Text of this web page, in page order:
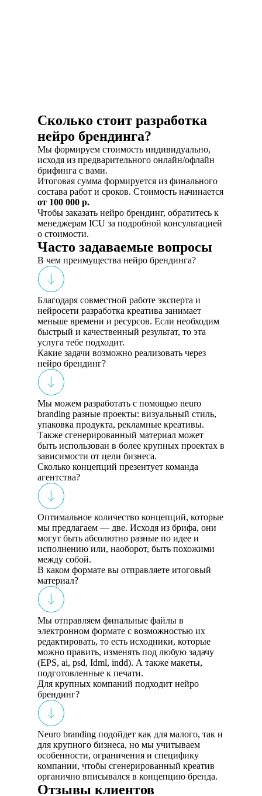
Сколько стоит разработка
нейро брендинга?
Мы формируем стоимость индивидуально,
исходя из предварительного онлайн/офлайн
брифинга с вами.
Итоговая сумма формируется из финального
состава работ и сроков. Стоимость начинается
от 100 000 р.
Чтобы заказать нейро брендинг, обратитесь к
менеджерам ICU за подробной консультацией
о стоимости.
Часто задаваемые вопросы
В чем преимущества нейро брендинга?
Благодаря совместной работе эксперта и
нейросети разработка креатива занимает
меньше времени и ресурсов. Если необходим
быстрый и качественный результат, то эта
услуга тебе подходит.
Какие задачи возможно реализовать через
нейро брендинг?
Мы можем разработать с помощью neuro
branding разные проекты: визуальный стиль,
упаковка продукта, рекламные креативы.
Также сгенерированный материал может
быть использован в более крупных проектах в
зависимости от цели бизнеса.
Сколько концепций презентует команда
агентства?
Оптимальное количество концепций, которые
мы предлагаем — две. Исходя из брифа, они
могут быть абсолютно разные по идее и
исполнению или, наоборот, быть похожими
между собой.
В каком формате вы отправляете итоговый
материал?
Мы отправляем финальные файлы в
электронном формате с возможностью их
редактировать, то есть исходники, которые
можно править, изменять под любую задачу
(EPS, ai, psd, Idml, indd). А также макеты,
подготовленные к печати.
Для крупных компаний подходит нейро
брендинг?
Neuro branding подойдет как для малого, так и
для крупного бизнеса, но мы учитываем
особенности, ограничения и специфику
компании, чтобы сгенерированный креатив
органично вписывался в концепцию бренда.
Отзывы клиентов